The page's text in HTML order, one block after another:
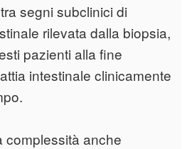
segni subclinici di
rilevata dalla biopsia,
pazienti alla fine
intestinale clinicamente
complessità anche